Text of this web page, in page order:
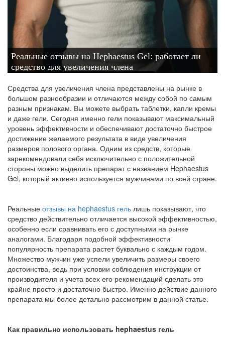
Реальные отзывы на Hephaestus Gel: работает ли
средство для увеличения члена
Средства для увеличения члена представлены на рынке в
большом разнообразии и отличаются между собой по самым
разным признакам. Вы можете выбрать таблетки, капли кремы
и даже гели. Сегодня именно гели показывают максимальный
уровень эффективности и обеспечивают достаточно быстрое
достижение желаемого результата в виде увеличения
размеров полового органа. Одним из средств, которые
зарекомендовали себя исключительно с положительной
стороны можно выделить препарат с названием Hephaestus
Gel, который активно используется мужчинами по всей стране.
Реальные отзывы на hephaestus гель лишь показывают, что
средство действительно отличается высокой эффективностью,
особенно если сравнивать его с доступными на рынке
аналогами. Благодаря подобной эффективности
популярность препарата растет буквально с каждым годом.
Множество мужчин уже успели увеличить размеры своего
достоинства, ведь при условии соблюдения инструкции от
производителя и учета всех его рекомендаций сделать это
крайне просто и достаточно быстро. Именно действие данного
препарата мы более детально рассмотрим в данной статье.
Как правильно использовать hephaestus гель